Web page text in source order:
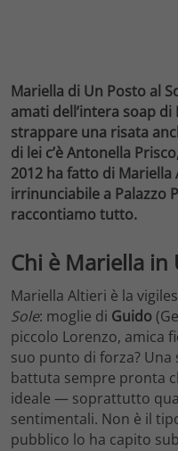
Mariella di Un Posto al
amati dell’intera soap di
strappare una risata
di lei c’è Antonella
2012 ha fatto di
irrinunciabile a Palazzo
raccontiamo tutto.
Chi è Mariella in
Mariella Altieri è la
Sole: moglie di Guido
piccolo Lorenzo, amica
suo punto di forza?
battuta sempre pronta
ideale — soprattutto
sentimentali. Non è il
pubblico lo ha capito